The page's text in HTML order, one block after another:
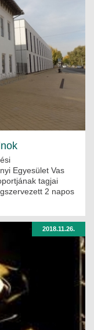
Egyesület Vas
tagjai
2 napos
2018.11.26.